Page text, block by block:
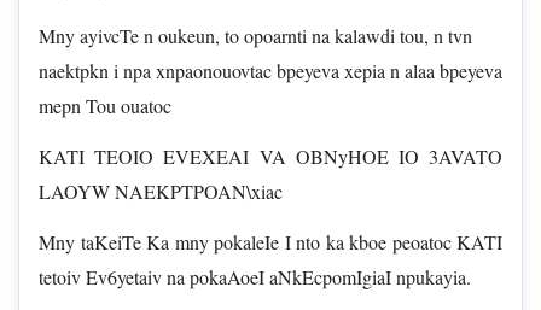
Mny ayivcTe n oukeun, to opoarnti na kalawdi tou, n tvn
naektpkn i npa xnpaonouovtac bpeyeva xepia n alaa bpeyeva
mepn Tou ouatoc
KATI TEOIO EVEXEAI VA OBNyHOE IO 3AVATO
LAOYW NAEKPTPOAN\xiac
Mny taKeiTe Ka mny pokaleIe I nto ka kboe peoatoc KATI
tetoiv Ev6yetaiv na pokaAoeI aNkEcpomIgiaI npukayia.